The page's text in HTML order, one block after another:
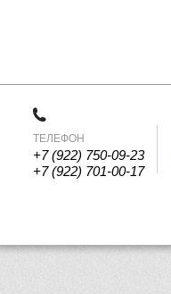
ТЕЛЕФОН
+7 (922) 750-09-23
+7 (922) 701-00-17